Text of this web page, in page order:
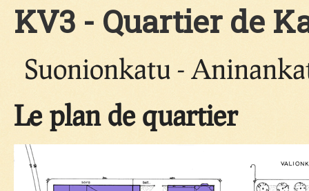
KV3 - Quartier de
Suonionkatu -
Le plan de quartier